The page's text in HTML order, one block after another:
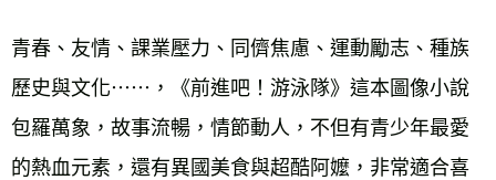
青春、友情、課業壓力、同儕焦慮、運動勵志、種族
歷史與文化⋯⋯，《前進吧！游泳隊》這本圖像小說
包羅萬象，故事流暢，情節動人，不但有青少年最愛
的熱血元素，還有異國美食與超酷阿嬤，非常適合喜